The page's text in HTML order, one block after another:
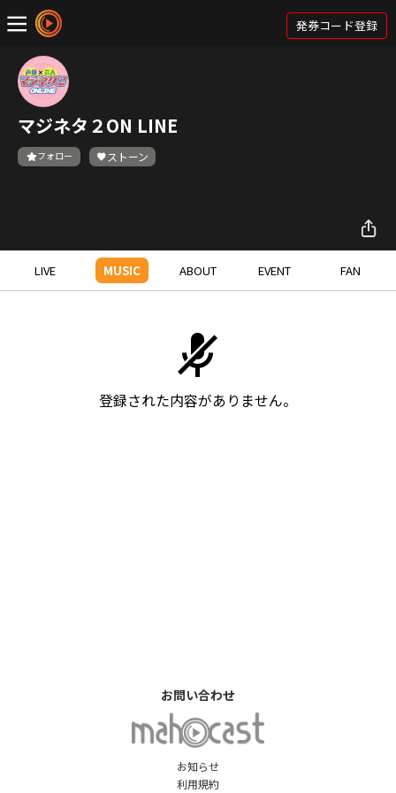
発券コード登録
マジネタ２ON LINE
フォロー ストーン
LIVE MUSIC ABOUT EVENT FAN
登録された内容がありません。
お知らせ
利用規約
お問い合わせ